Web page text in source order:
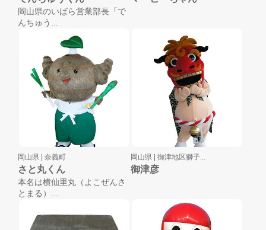
岡山県のいばら営業部長「で
んちゅう...
岡山県 | 奈義町
さと丸くん
本名は横仙里丸（よこぜんさ
とまる）...
岡山県 | 御津地区獅子...
御津彦